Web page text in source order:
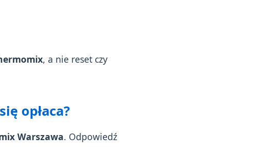
, a nie reset czy
opłaca?
Warszawa. Odpowiedź